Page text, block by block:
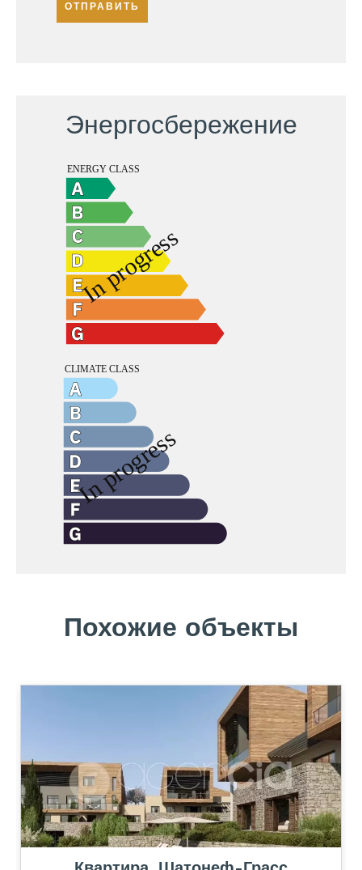
ОТПРАВИТЬ
Энергосбережение
Похожие объекты